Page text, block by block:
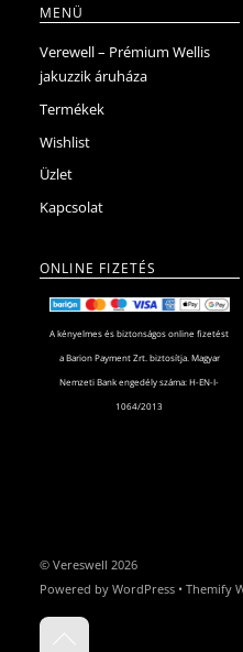
MENÜ
Verewell – Prémium Wellis
jakuzzik áruháza
Termékek
Wishlist
Üzlet
Kapcsolat
ONLINE FIZETÉS
A kényelmes és biztonságos online fizetést
a Barion Payment Zrt. biztosítja. Magyar
Nemzeti Bank engedély száma: H-EN-I-
1064/2013
© Vereswell 2026
Powered by WordPress• Themify